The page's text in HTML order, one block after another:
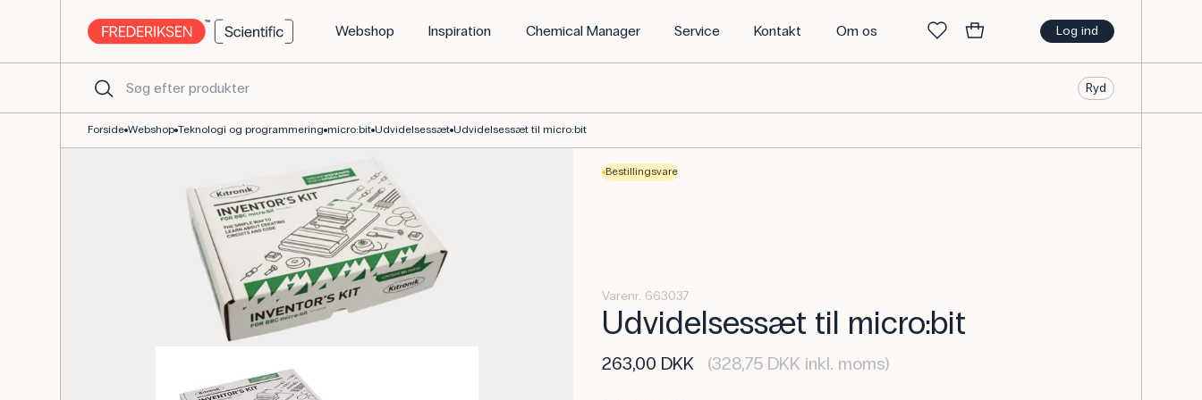
Log ind
Webshop Inspiration Chemical Manager Service Kontakt Om os
Ryd
Forside Webshop Teknologi og programmering micro:bit Udvidelsessæt Udvidelsessæt til micro:bit
Bestillingsvare
Varenr. 663037
Udvidelsessæt til micro:bit
263,00 DKK (328,75 DKK inkl. moms)